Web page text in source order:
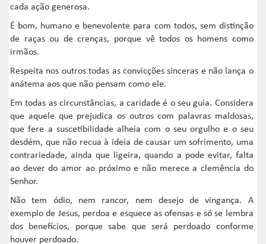
cada ação generosa.
É bom, humano e benevolente para com todos, sem distinção
de raças ou de crenças, porque vê todos os homens como
irmãos.
Respeita nos outros todas as convicções sinceras e não lança o
anátema aos que não pensam como ele.
Em todas as circunstâncias, a caridade é o seu guia. Considera
que aquele que prejudica os outros com palavras maldosas,
que fere a suscetibilidade alheia com o seu orgulho e o seu
desdém, que não recua à ideia de causar um sofrimento, uma
contrariedade, ainda que ligeira, quando a pode evitar, falta
ao dever do amor ao próximo e não merece a clemência do
Senhor.
Não tem ódio, nem rancor, nem desejo de vingança. A
exemplo de Jesus, perdoa e esquece as ofensas e só se lembra
dos benefícios, porque sabe que será perdoado conforme
houver perdoado.